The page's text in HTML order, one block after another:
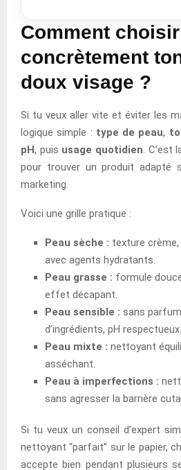
Comment choisir
concrètement
doux visage ?
Si tu veux aller vite et éviter les
logique simple : type de peau,
pH, puis usage quotidien. C’est
pour trouver un produit adapté
marketing.
Voici une grille pratique :
Peau sèche : texture
avec agents hydratants.
Peau grasse : formule
effet décapant.
Peau sensible : sans
d’ingrédients, pH respectueux.
Peau mixte : nettoyant
asséchant.
Peau à imperfections :
sans agresser la barrière
Si tu veux un conseil d’expert
nettoyant “parfait” sur le papier,
accepte bien pendant plusieurs